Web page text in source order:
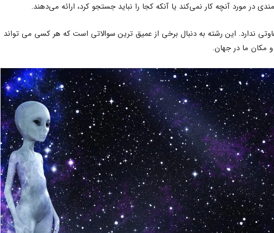
در مورد آنچه کار نمی‌کند یا آنکه کجا را نباید جستجو کرد، ارائه می‌دهند.
ندارد. این رشته به دنبال برخی از عمیق ترین سوالاتی است که هر کسی می تواند
و مکان ما در جهان.